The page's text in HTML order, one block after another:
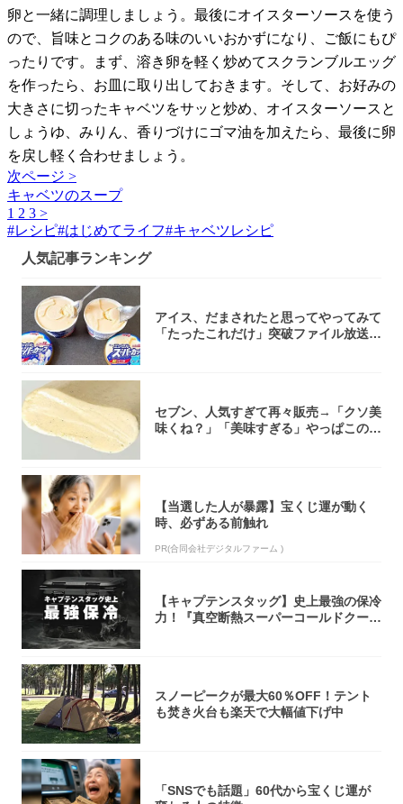
卵と一緒に調理しましょう。最後にオイスターソースを使う
ので、旨味とコクのある味のいいおかずになり、ご飯にもぴ
ったりです。まず、溶き卵を軽く炒めてスクランブルエッグ
を作ったら、お皿に取り出しておきます。そして、お好みの
大きさに切ったキャベツをサッと炒め、オイスターソースと
しょうゆ、みりん、香りづけにゴマ油を加えたら、最後に卵
を戻し軽く合わせましょう。
次ページ >
キャベツのスープ
1 2 3 >
#レシピ#はじめてライフ#キャベツレシピ
人気記事ランキング
アイス、だまされたと思ってやってみて
「たったこれだけ」突破ファイル放送で
セブン、人気すぎて再々販売→「クソ美
味くね？」「美味すぎる」やっぱこのク
【当選した人が暴露】宝くじ運が動く
時、必ずある前触れ
PR(合同会社デジタルファーム )
【キャプテンスタッグ】史上最強の保冷
力！『真空断熱スーパーコールドクーラ
スノーピークが最大60％OFF！テント
も焚き火台も楽天で大幅値下げ中
「SNSでも話題」60代から宝くじ運が